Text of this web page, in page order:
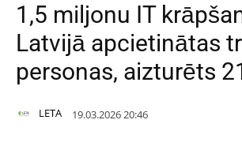
1,5 miljonu IT
Latvijā apcietinātas
personas, aizturēts
LETA 19.03.2026 20:46